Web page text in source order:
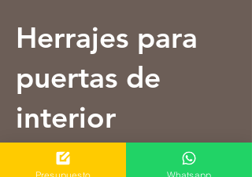
Herrajes para
puertas de
interior
Presupuesto Whatsapp